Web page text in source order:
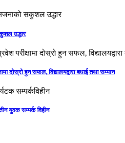
उद्धार
दोस्रो हुन सफल, विद्यालयद्वारा बधाई तथा सम्मान
युवक सम्पर्क विहीन